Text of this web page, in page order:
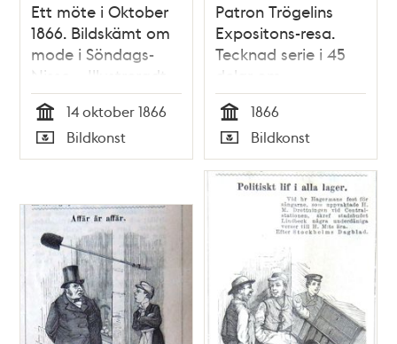
Ett möte i Oktober
1866. Bildskämt om
mode i Söndags-
Nisse – Illustreradt
Veckoblad för
Skämt, Humor och
Satir, nr 42, den 14
oktober 1866
Tid
14 oktober 1866
Typ
Bildkonst
Patron Trögelins
Expositons-resa.
Tecknad serie i 45
delar om
Stockholmsutställningen
1866 i Söndags-
Nisse – Illustreradt
Veckoblad för
Skämt, Humor och
Satir, den 10 juni till
den 7 oktober 1866
Tid
1866
Typ
Bildkonst